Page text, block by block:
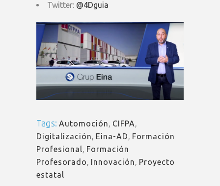
Twitter: @4Dguia
Tags: Automoción, CIFPA,
Digitalización, Eina-AD, Formación
Profesional, Formación
Profesorado, Innovación, Proyecto
estatal